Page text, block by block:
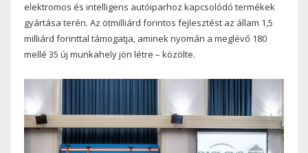
elektromos és intelligens autóiparhoz kapcsolódó termékek
gyártása terén. Az ötmilliárd forintos fejlesztést az állam 1,5
milliárd forinttal támogatja, aminek nyomán a meglévő 180
mellé 35 új munkahely jön létre – közölte.